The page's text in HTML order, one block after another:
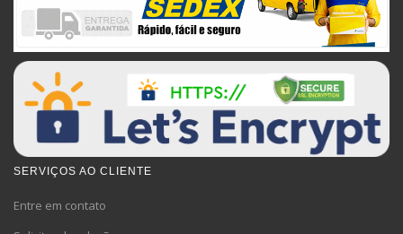
SERVIÇOS AO CLIENTE
Entre em contato